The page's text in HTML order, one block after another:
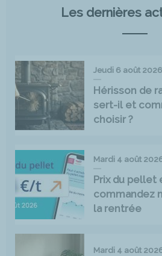
Les dernières
Jeudi 6 août 2026
Hérisson de
sert-il et
choisir ?
Mardi 4 août
Prix du pellet
commandez
la rentrée
Mardi 4 août